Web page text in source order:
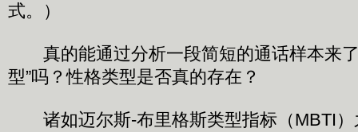
式。）
真的能通过分析一段简短的通话样本来了
型”吗？性格类型是否真的存在？
诸如迈尔斯-布里格斯类型指标（MBTI）